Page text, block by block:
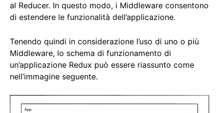
al Reducer. In questo modo, i Middleware consentono
di estendere le funzionalità dell’applicazione.
Tenendo quindi in considerazione l’uso di uno o più
Middleware, lo schema di funzionamento di
un’applicazione Redux può essere riassunto come
nell’immagine seguente.